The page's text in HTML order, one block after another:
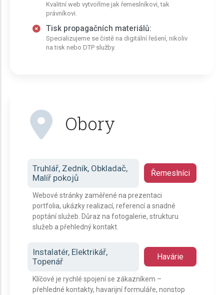
Kvalitní web vytvoříme jak řemeslníkovi, tak
právníkovi.
Tisk propagačních materiálů:
Specializujeme se čistě na digitální řešení, nikoliv
na tisk nebo DTP služby.
Obory
Truhlář, Zedník, Obkladač,
Malíř pokojů
Řemeslníci
Webové stránky zaměřené na prezentaci
portfolia, ukázky realizací, referencí a snadné
poptání služeb. Důraz na fotogalerie, strukturu
služeb a přehledný kontakt.
Instalatér, Elektrikář,
Topenář
Havárie
Klíčové je rychlé spojení se zákazníkem –
přehledné kontakty, havarijní formuláře, nonstop